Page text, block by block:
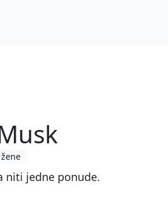
niti jedne ponude.